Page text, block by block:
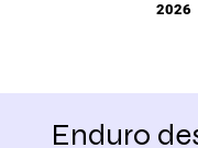
2026
Enduro